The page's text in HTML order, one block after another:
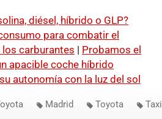
diésel, híbrido o GLP?
para combatir el
carburantes | Probamos el
apacible coche híbrido
autonomía con la luz del sol
Madrid Toyota